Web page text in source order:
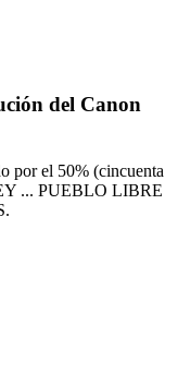
del Canon
por el 50% (cincuenta
... PUEBLO LIBRE